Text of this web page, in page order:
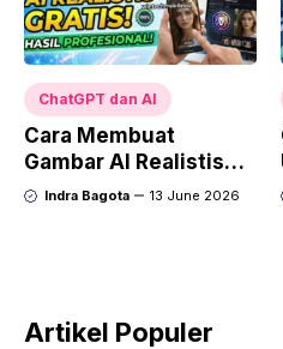
ChatGPT dan AI
Cara Membuat
Gambar AI Realistis
Gratis dengan Hasil
Indra Bagota 13 June 2026
Artikel Populer